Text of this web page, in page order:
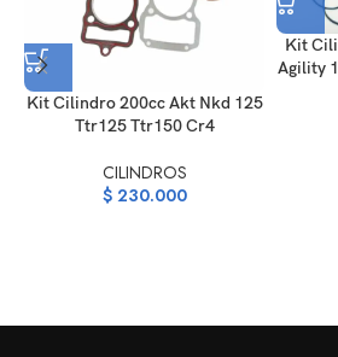
Kit Cilindro 200cc Akt Nkd 125
Ttr125 Ttr150 Cr4
CILINDROS
$230.000
Kit
Agility